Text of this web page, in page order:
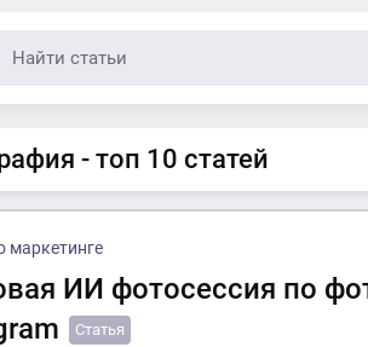
- топ 10 статей
маркетинге
ИИ фотосессия по
Статья